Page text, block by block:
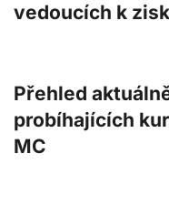
vedoucích k
Přehled
probíhajících
MC